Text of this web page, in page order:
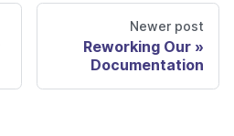
Newer post
Reworking Our
Documentation